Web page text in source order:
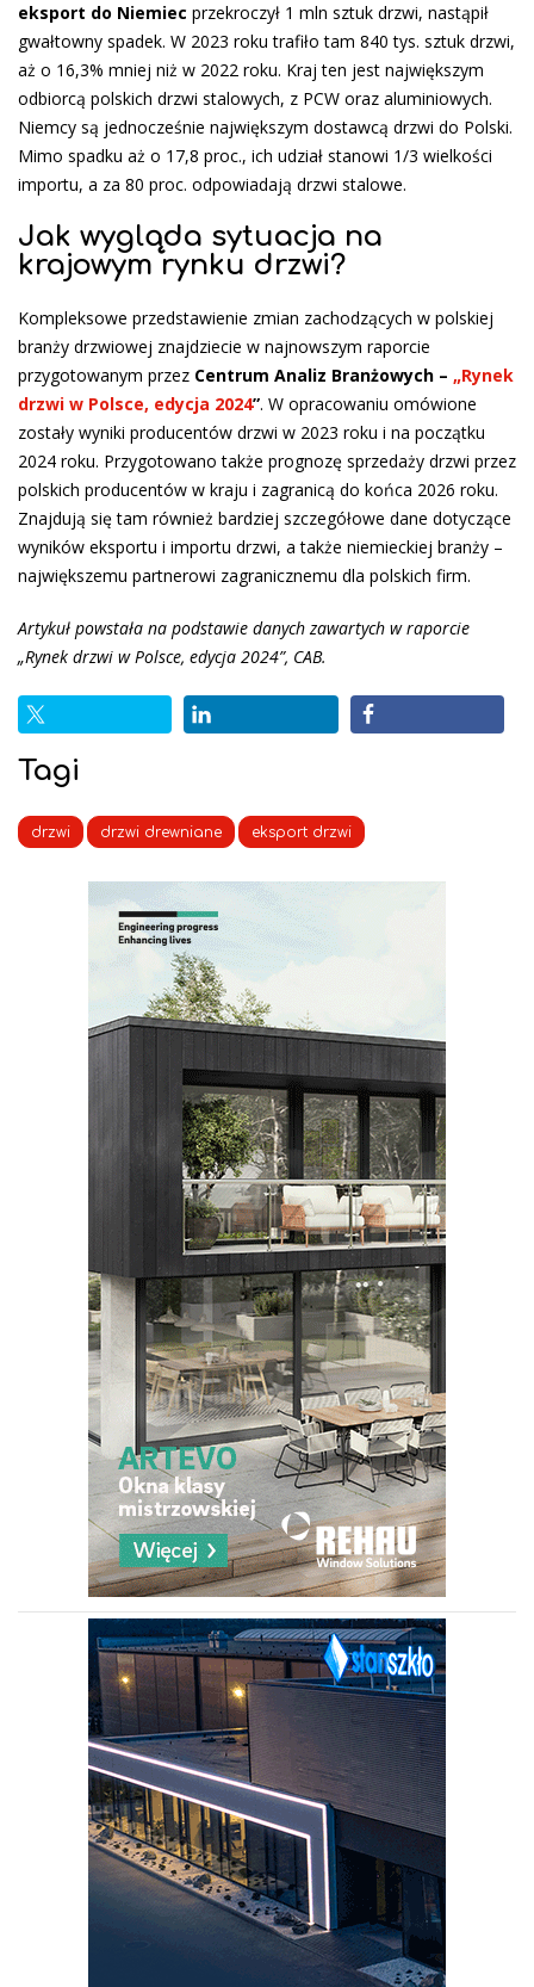
eksport do Niemiec przekroczył 1 mln sztuk drzwi, nastąpił
gwałtowny spadek. W 2023 roku trafiło tam 840 tys. sztuk drzwi,
aż o 16,3% mniej niż w 2022 roku. Kraj ten jest największym
odbiorcą polskich drzwi stalowych, z PCW oraz aluminiowych.
Niemcy są jednocześnie największym dostawcą drzwi do Polski.
Mimo spadku aż o 17,8 proc., ich udział stanowi 1/3 wielkości
importu, a za 80 proc. odpowiadają drzwi stalowe.
Jak wygląda sytuacja na
krajowym rynku drzwi?
Kompleksowe przedstawienie zmian zachodzących w polskiej
branży drzwiowej znajdziecie w najnowszym raporcie
przygotowanym przez Centrum Analiz Branżowych – „Rynek
drzwi w Polsce, edycja 2024”. W opracowaniu omówione
zostały wyniki producentów drzwi w 2023 roku i na początku
2024 roku. Przygotowano także prognozę sprzedaży drzwi przez
polskich producentów w kraju i zagranicą do końca 2026 roku.
Znajdują się tam również bardziej szczegółowe dane dotyczące
wyników eksportu i importu drzwi, a także niemieckiej branży –
największemu partnerowi zagranicznemu dla polskich firm.
Artykuł powstała na podstawie danych zawartych w raporcie
„Rynek drzwi w Polsce, edycja 2024”, CAB.
Tagi
drzwi drzwi drewniane eksport drzwi